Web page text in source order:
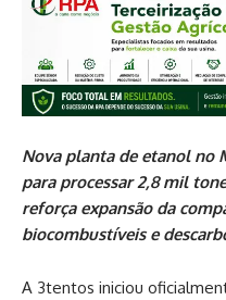
Nova planta de etanol no
para processar 2,8 mil
reforça expansão da
biocombustíveis e
A 3tentos iniciou